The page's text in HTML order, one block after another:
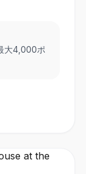
大4,000ポ